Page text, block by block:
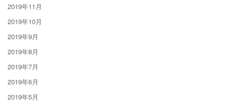
2019年11月
2019年10月
2019年9月
2019年8月
2019年7月
2019年6月
2019年5月